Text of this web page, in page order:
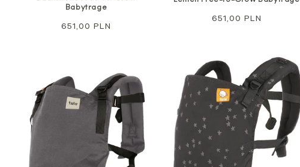
Babytrage
Regulärer
651,00 PLN
Regulärer
651,00 PLN